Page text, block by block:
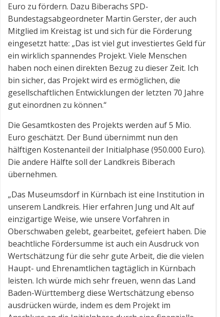
Euro zu fördern. Dazu Biberachs SPD-
Bundestagsabgeordneter Martin Gerster, der auch
Mitglied im Kreistag ist und sich für die Förderung
eingesetzt hatte: „Das ist viel gut investiertes Geld für
ein wirklich spannendes Projekt. Viele Menschen
haben noch einen direkten Bezug zu dieser Zeit. Ich
bin sicher, das Projekt wird es ermöglichen, die
gesellschaftlichen Entwicklungen der letzten 70 Jahre
gut einordnen zu können.“
Die Gesamtkosten des Projekts werden auf 5 Mio.
Euro geschätzt. Der Bund übernimmt nun den
hälftigen Kostenanteil der Initialphase (950.000 Euro).
Die andere Hälfte soll der Landkreis Biberach
übernehmen.
„Das Museumsdorf in Kürnbach ist eine Institution in
unserem Landkreis. Hier erfahren Jung und Alt auf
einzigartige Weise, wie unsere Vorfahren in
Oberschwaben gelebt, gearbeitet, gefeiert haben. Die
beachtliche Fördersumme ist auch ein Ausdruck von
Wertschätzung für die sehr gute Arbeit, die die vielen
Haupt- und Ehrenamtlichen tagtäglich in Kürnbach
leisten. Ich würde mich sehr freuen, wenn das Land
Baden-Württemberg diese Wertschätzung ebenso
ausdrücken würde, indem es dem Projekt im